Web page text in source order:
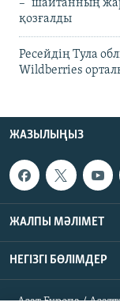
– "шайтанның
қозғалды
Ресейдің Тула
Wildberries
ЖАЗЫЛЫҢЫЗ
ЖАЛПЫ МӘЛІМЕТ
НЕГІЗГІ БӨЛІМДЕР
Азат Еуропа /